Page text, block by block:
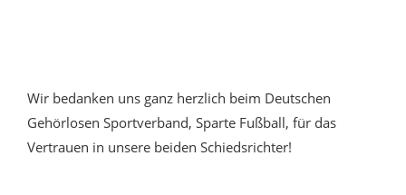
Wir bedanken uns ganz herzlich beim Deutschen
Gehörlosen Sportverband, Sparte Fußball, für das
Vertrauen in unsere beiden Schiedsrichter!